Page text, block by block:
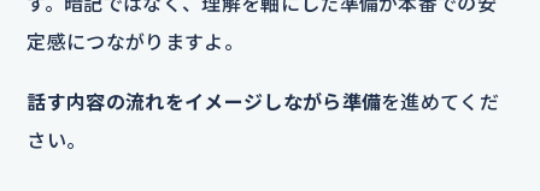
定感につながりますよ。
話す内容の流れをイメージしながら準備を進めてくだ
さい。